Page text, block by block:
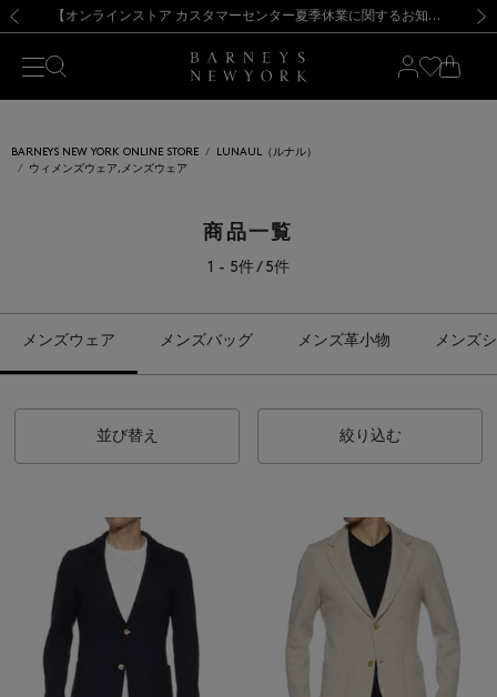
新規登録のお客様も対象！＜MY BARNEYS＞会員のお客様は11,000円（税込）以上のお買上げで常時送料無料！お買い物の際は会員登録を！
【夏季休業に伴う出荷一時停止のお知らせ】(2026.8.7) 【オンラインストア カスタマーセンター夏季休業に関するお知らせ】（2026.8.7）
【夏季休業に伴う返品・交換承り一時停止のお知らせ】（2026.8.5）
熊本県を中心とした地震の影響によるお荷物のお届けについて
【開催中】SUMMER SALEのご案内・ご注意事項 新規登録のお客様も対象！＜MY BARNEYS＞会員のお客様は11,000円（税込）以上のお買上げで常時送料無料！お買い物の際は会員登録を！
【夏季休業に伴う出荷一時停止のお知らせ】(2026.8.7)
BARNEYS NEW YORK ONLINE STORE
LUNAUL（ルナル）
ウィメンズウェア,メンズウェア
商品一覧
1 - 5件 / 5件
メンズウェア メンズバッグ メンズ革小物 メンズ
並び替え 絞り込む